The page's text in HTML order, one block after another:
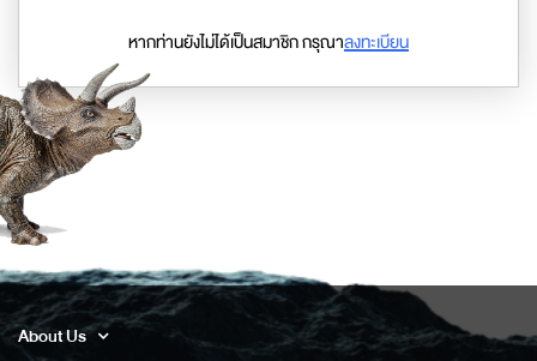
หากท่านยังไม่ได้เป็นสมาชิก กรุณาลงทะเบียน
About Us